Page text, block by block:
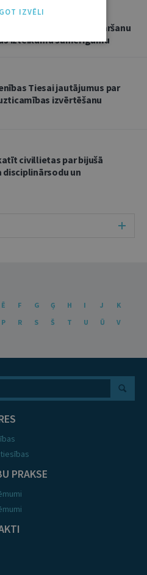
goda un cieņas aizskaršanu
izteikumu samērīgumu
Tiesai jautājumus par
izvērtēšanu
civillietas par bijušā
un
Ē F G Ģ H I J
K
P R S Š T U Ū
V
PRAKSE
IZVĒLI